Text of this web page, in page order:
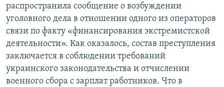
распространила сообщение о возбуждении
уголовного дела в отношении одного из операторов
связи по факту «финансирования экстремистской
деятельности». Как оказалось, состав преступления
заключается в соблюдении требований
украинского законодательства и отчислении
военного сбора с зарплат работников. Что в